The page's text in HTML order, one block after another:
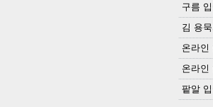
구름
김 용
온라인
온라인
팥알